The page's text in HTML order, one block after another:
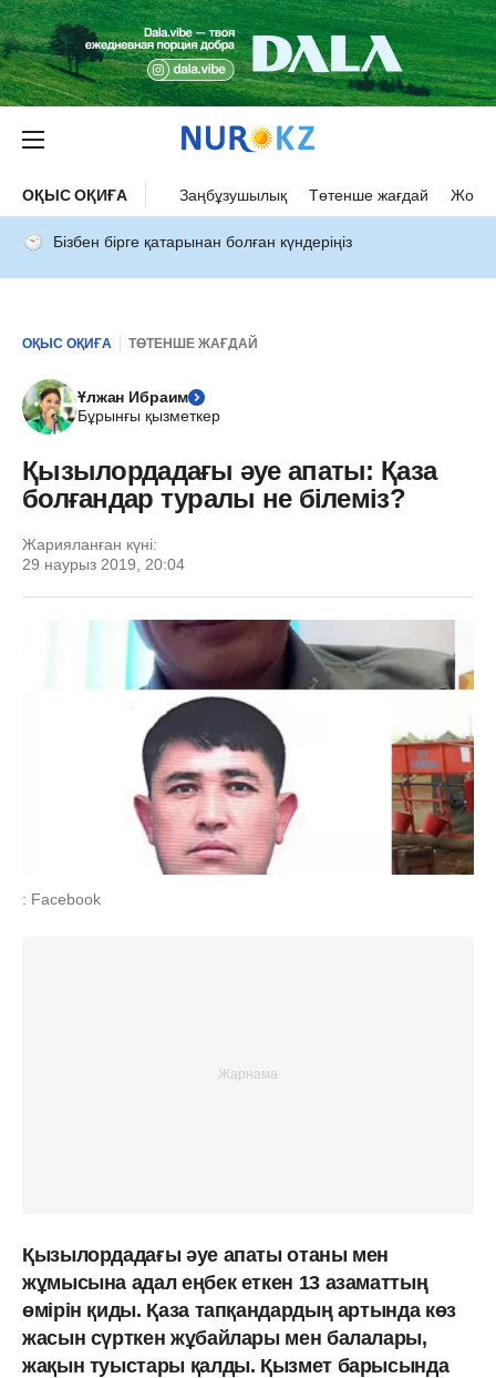
ОҚЫС ОҚИҒА Заңбұзушылық Төтенше жағдай Жол
Бізбен бірге қатарынан болған күндеріңіз
ОҚЫС ОҚИҒА ТӨТЕНШЕ ЖАҒДАЙ
Ұлжан Ибраим
Бұрынғы қызметкер
Қызылордадағы әуе апаты: Қаза
болғандар туралы не білеміз?
Жарияланған күні:
29 наурыз 2019, 20:04
: Facebook
Қызылордадағы әуе апаты отаны мен
жұмысына адал еңбек еткен 13 азаматтың
өмірін қиды. Қаза тапқандардың артында көз
жасын сүрткен жұбайлары мен балалары,
жақын туыстары қалды. Қызмет барысында